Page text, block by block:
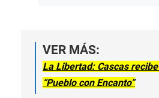
VER MÁS:
La Libertad: Cascas
“Pueblo con Encanto”